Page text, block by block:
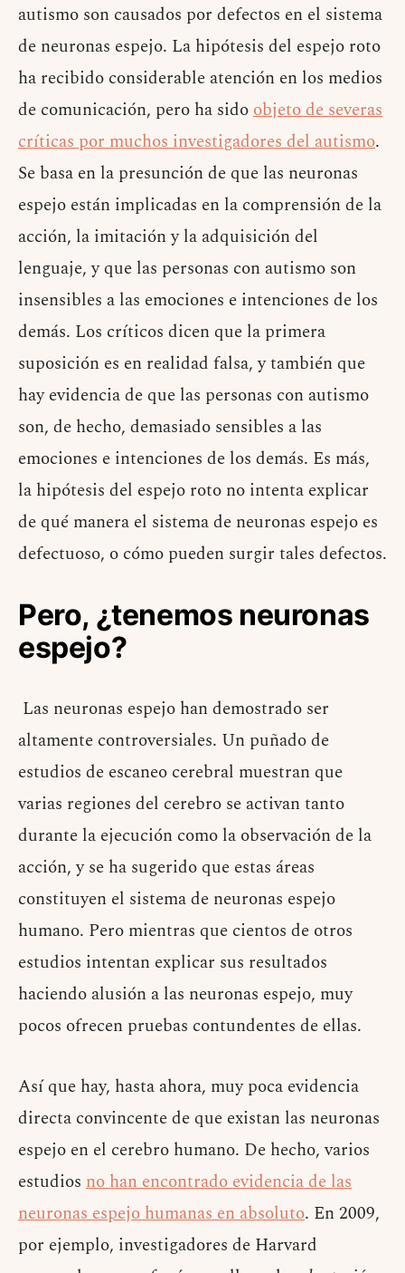
autismo son causados ​​por defectos en el sistema
de neuronas espejo. La hipótesis del espejo roto
ha recibido considerable atención en los medios
de comunicación, pero ha sidoobjeto de severas
críticas por muchos investigadores del autismo.
Se basa en la presunción de que las neuronas
espejo están implicadas en la comprensión de la
acción, la imitación y la adquisición del
lenguaje, y que las personas con autismo son
insensibles a las emociones e intenciones de los
demás. Los críticos dicen que la primera
suposición es en realidad falsa, y también que
hay evidencia de que las personas con autismo
son, de hecho, demasiado sensibles a las
emociones e intenciones de los demás. Es más,
la hipótesis del espejo roto no intenta explicar
de qué manera el sistema de neuronas espejo es
defectuoso, o cómo pueden surgir tales defectos.
Pero, ¿tenemos neuronas
espejo?
Las neuronas espejo han demostrado ser
altamente controversiales. Un puñado de
estudios de escaneo cerebral muestran que
varias regiones del cerebro se activan tanto
durante la ejecución como la observación de la
acción, y se ha sugerido que estas áreas
constituyen el sistema de neuronas espejo
humano. Pero mientras que cientos de otros
estudios intentan explicar sus resultados
haciendo alusión a las neuronas espejo, muy
pocos ofrecen pruebas contundentes de ellas.
Así que hay, hasta ahora, muy poca evidencia
directa convincente de que existan las neuronas
espejo en el cerebro humano. De hecho, varios
estudios no han encontrado evidencia de las
neuronas espejo humanas en absoluto. En 2009,
por ejemplo, investigadores de Harvard